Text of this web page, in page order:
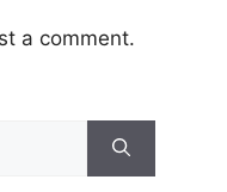
a comment.